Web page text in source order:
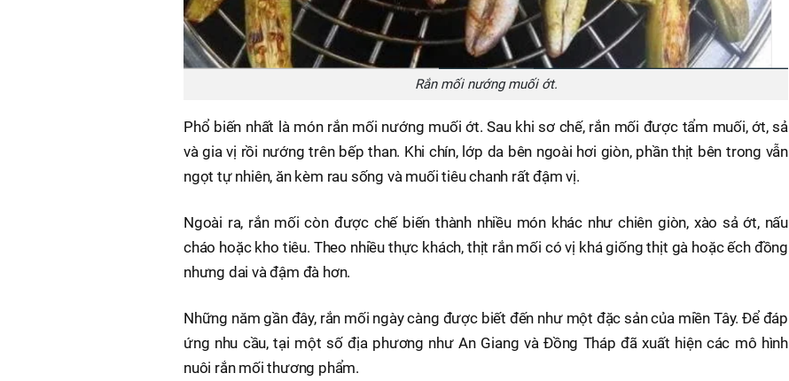
Rắn mối nướng muối ớt.
Phổ biến nhất là món rắn mối nướng muối ớt. Sau khi sơ chế, rắn mối được tẩm muối, ớt, sả
và gia vị rồi nướng trên bếp than. Khi chín, lớp da bên ngoài hơi giòn, phần thịt bên trong vẫn
ngọt tự nhiên, ăn kèm rau sống và muối tiêu chanh rất đậm vị.
Ngoài ra, rắn mối còn được chế biến thành nhiều món khác như chiên giòn, xào sả ớt, nấu
cháo hoặc kho tiêu. Theo nhiều thực khách, thịt rắn mối có vị khá giống thịt gà hoặc ếch đồng
nhưng dai và đậm đà hơn.
Những năm gần đây, rắn mối ngày càng được biết đến như một đặc sản của miền Tây. Để đáp
ứng nhu cầu, tại một số địa phương như An Giang và Đồng Tháp đã xuất hiện các mô hình
nuôi rắn mối thương phẩm.